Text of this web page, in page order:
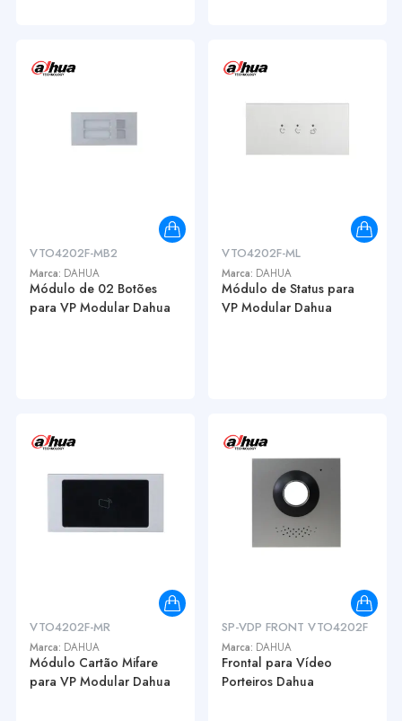
VTO4202F-MB2
Marca: DAHUA
Módulo de 02 Botões
para VP Modular Dahua
VTO4202F-ML
Marca: DAHUA
Módulo de Status para
VP Modular Dahua
VTO4202F-MR
Marca: DAHUA
Módulo Cartão Mifare
para VP Modular Dahua
SP-VDP FRONT VTO4202F
Marca: DAHUA
Frontal para Vídeo
Porteiros Dahua